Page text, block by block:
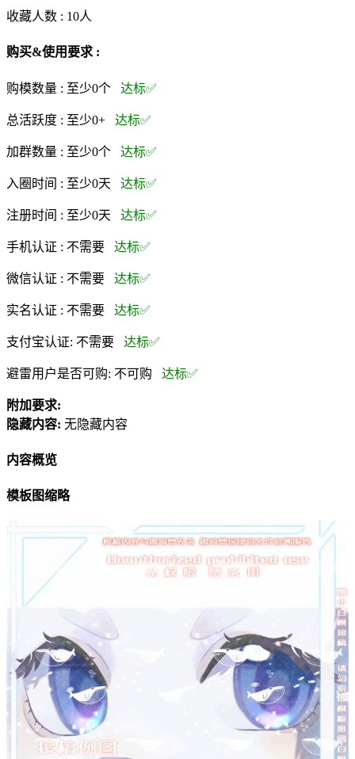
收藏人数 : 10人
购买&使用要求 :
购模数量 : 至少0个 达标✅
总活跃度 : 至少0+ 达标✅
加群数量 : 至少0个 达标✅
入圈时间 : 至少0天 达标✅
注册时间 : 至少0天 达标✅
手机认证 : 不需要 达标✅
微信认证 : 不需要 达标✅
实名认证 : 不需要 达标✅
支付宝认证: 不需要 达标✅
避雷用户是否可购: 不可购 达标✅
附加要求:
隐藏内容: 无隐藏内容
内容概览
模板图缩略